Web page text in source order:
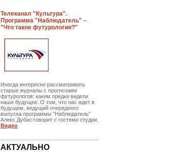
Телеканал "Культура".
Программа "Наблюдатель" –
"Что такое футурология?"
Иногда интересно рассматривать
старые журналы с прогнозами
футурологов: каким предки видели
наше будущее. О том, что нас ждет в
будущем, ведущий очередного
выпуска программы "Наблюдатель"
Алекс Дубас говорит с гостями студии.
Видео
АКТУАЛЬНО